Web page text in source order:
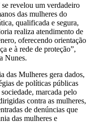
revelou um verdadeiro
das mulheres do
qualificada e segura,
realiza atendimento de
oferecendo orientação
e à rede de proteção”,
Nunes.
das Mulheres gera dados,
de políticas públicas
marcada pelo
contra as mulheres,
de denúncias que
das mulheres e